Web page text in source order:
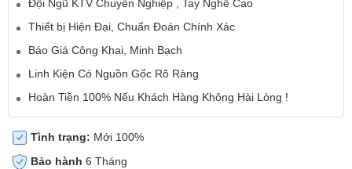
Đội Ngũ KTV Chuyên Nghiệp , Tay Nghề Cao
Thiết bị Hiện Đại, Chuẩn Đoán Chính Xác
Báo Giá Công Khai, Minh Bạch
Linh Kiện Có Nguồn Gốc Rõ Ràng
Hoàn Tiền 100% Nếu Khách Hàng Không Hài Lòng !
Tình trạng: Mới 100%
Bảo hành 6 Tháng